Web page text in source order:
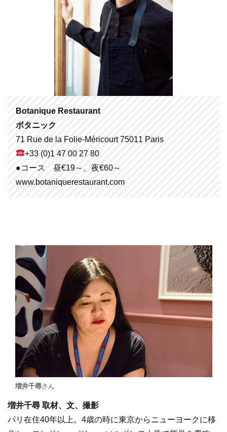
Botanique Restaurant
ボタニック
71 Rue de la Folie-Méricourt 75011 Paris
+33 (0)1 47 00 27 80
●コース 昼€19～、夜€60～
www.botaniquerestaurant.com
増井千尋さん
増井千尋 取材、文、撮影
パリ在住40年以上。4歳の時に東京からニューヨークに移